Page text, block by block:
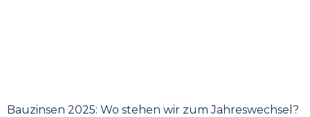
Bauzinsen 2025: Wo stehen wir zum Jahreswechsel?